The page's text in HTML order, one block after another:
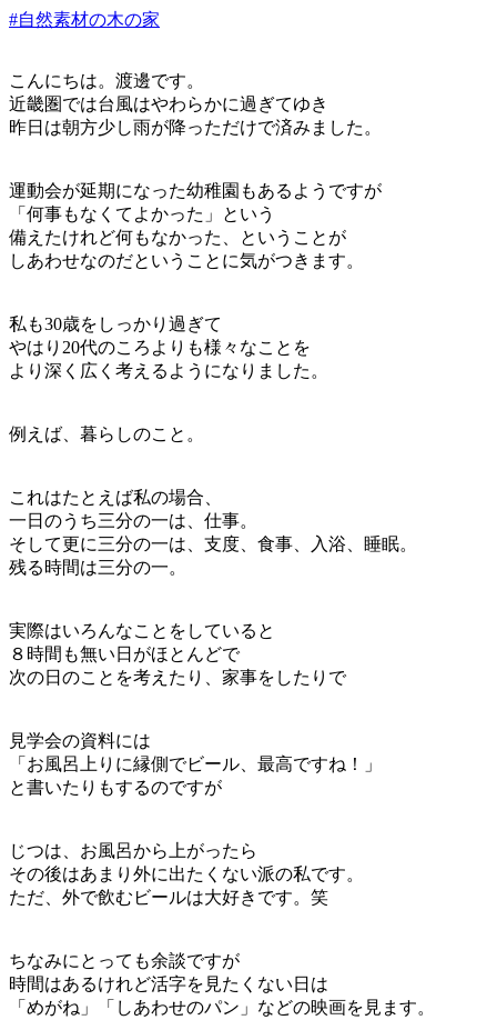
#自然素材の木の家
こんにちは。渡邊です。
近畿圏では台風はやわらかに過ぎてゆき
昨日は朝方少し雨が降っただけで済みました。
運動会が延期になった幼稚園もあるようですが
「何事もなくてよかった」という
備えたけれど何もなかった、ということが
しあわせなのだということに気がつきます。
私も30歳をしっかり過ぎて
やはり20代のころよりも様々なことを
より深く広く考えるようになりました。
例えば、暮らしのこと。
これはたとえば私の場合、
一日のうち三分の一は、仕事。
そして更に三分の一は、支度、食事、入浴、睡眠。
残る時間は三分の一。
実際はいろんなことをしていると
８時間も無い日がほとんどで
次の日のことを考えたり、家事をしたりで
見学会の資料には
「お風呂上りに縁側でビール、最高ですね！」
と書いたりもするのですが
じつは、お風呂から上がったら
その後はあまり外に出たくない派の私です。
ただ、外で飲むビールは大好きです。笑
ちなみにとっても余談ですが
時間はあるけれど活字を見たくない日は
「めがね」「しあわせのパン」などの映画を見ます。